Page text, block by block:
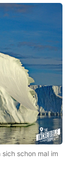
schon mal im